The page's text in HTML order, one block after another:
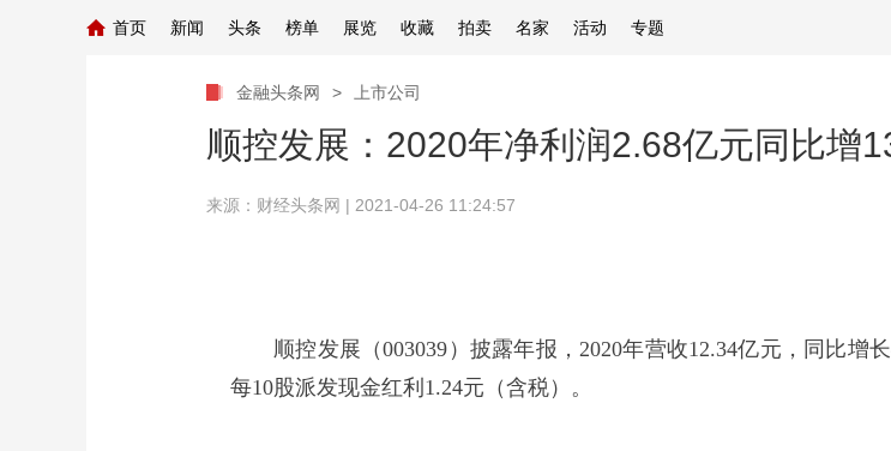
首页 新闻 头条 榜单 展览 收藏 拍卖 名家 活动 专题
金融头条网 > 上市公司
顺控发展：2020年净利润2.68亿元同比增
来源： 财经头条网 | 2021-04-26 11:24:57
顺控发展（003039）披露年报，2020年营收12.34亿元，同比增
每10股派发现金红利1.24元（含税）。